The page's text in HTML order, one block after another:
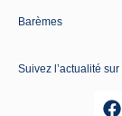
Barèmes
Suivez l’actualité